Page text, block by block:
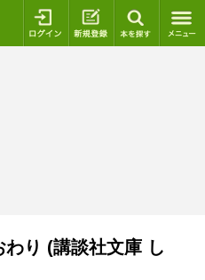
ログイン 新規登録
わり (講談社文庫 し